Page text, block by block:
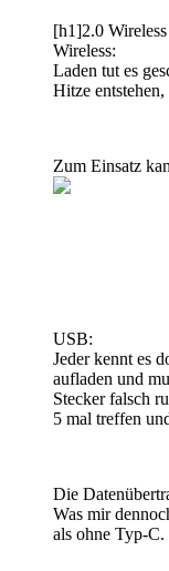
[h1]2.0
Wireless:
Laden tut es
Hitze
Zum Einsatz
USB:
Jeder kennt es
aufladen und
Stecker falsch
5 mal treffen
Die
Was mir
als ohne Typ-C.